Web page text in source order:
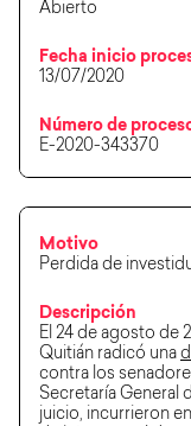
Abierto
Fecha inicio
13/07/2020
Número de
E-2020-343370
Motivo
Perdida de
Descripción
El 24 de agosto de
Quitián radicó una
contra los
Secretaría General
juicio, incurrieron